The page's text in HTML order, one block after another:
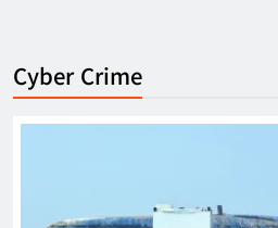
Cyber Crime